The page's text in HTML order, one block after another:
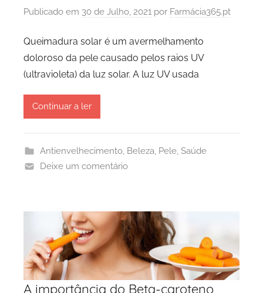
Publicado em 30 de Julho, 2021 por Farmácia365.pt
Queimadura solar é um avermelhamento
doloroso da pele causado pelos raios UV
(ultravioleta) da luz solar. A luz UV usada
Continuar a ler
Antienvelhecimento, Beleza, Pele, Saúde
Deixe um comentário
A importância do Beta-caroteno